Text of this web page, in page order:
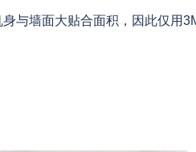
与墙面大贴合面积，因此仅用